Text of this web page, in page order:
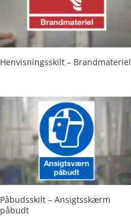
Henvisningsskilt – Brandmateriel
Påbudsskilt – Ansigtsskærm
påbudt